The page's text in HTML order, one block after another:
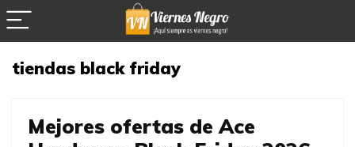
tiendas black friday
Mejores ofertas de Ace